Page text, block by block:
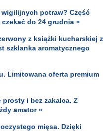
potraw? Część
do 24 grudnia »
z książki kucharskiej z
szklanka aromatycznego
Limitowana oferta premium
i bez zakalca. Z
amator »
mięsa. Dzięki